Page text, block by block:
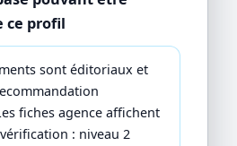
ce profil
sont éditoriaux et
fiches agence affichent
: niveau 2